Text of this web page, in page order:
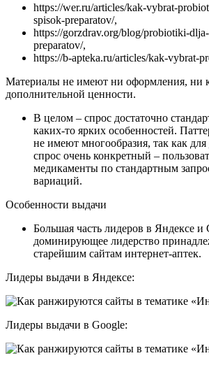
https://wer.ru/articles/kak-vybrat-
spisok-preparatov/,
https://gorzdrav.org/blog/probiotiki-
preparatov/,
https://b-apteka.ru/articles/kak-vybrat-
Материалы не имеют ни оформления, ни
дополнительной ценности.
В целом – спрос достаточно
каких-то ярких особенностей.
не имеют многообразия, так как
спрос очень конкретный –
медикаменты по стандартным
вариаций.
Особенности выдачи
Большая часть лидеров в Яндексе и
доминирующее лидерство
старейшим сайтам интернет-аптек.
Лидеры выдачи в Яндексе:
Лидеры выдачи в Google: